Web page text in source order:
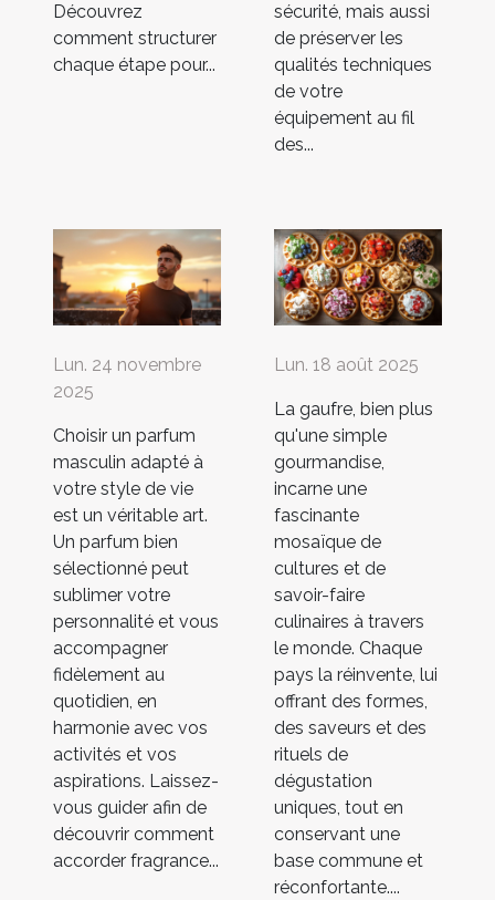
Découvrez
comment structurer
chaque étape pour...
sécurité, mais aussi
de préserver les
qualités techniques
de votre
équipement au fil
des...
Lun. 24 novembre
2025
Choisir un parfum
masculin adapté à
votre style de vie
est un véritable art.
Un parfum bien
sélectionné peut
sublimer votre
personnalité et vous
accompagner
fidèlement au
quotidien, en
harmonie avec vos
activités et vos
aspirations. Laissez-
vous guider afin de
découvrir comment
accorder fragrance...
Lun. 18 août 2025
La gaufre, bien plus
qu'une simple
gourmandise,
incarne une
fascinante
mosaïque de
cultures et de
savoir-faire
culinaires à travers
le monde. Chaque
pays la réinvente, lui
offrant des formes,
des saveurs et des
rituels de
dégustation
uniques, tout en
conservant une
base commune et
réconfortante....